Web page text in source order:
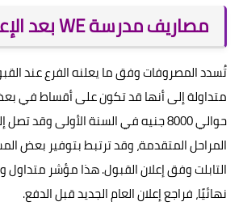
مصاريف مدرسة WE بعد الإعدادية
تُسدد المصروفات وفق ما يعلنه الفرع عند
متداولة إلى أنها قد تكون على أقساط في
المراحل المتقدمة، وقد ترتبط بتوفير بعض
التابلت وفق إعلان القبول. هذا مؤشر
نهائيًا، فراجع إعلان العام الجديد قبل الدفع.